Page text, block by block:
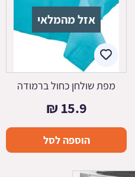
אזל מהמלאי
מפת שולחן כחול ברמודה
15.9
₪
הוספה לסל